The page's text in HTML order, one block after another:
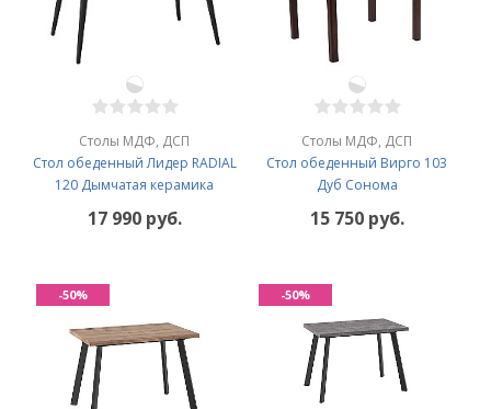
Столы МДФ, ДСП
Стол обеденный Лидер RADIAL
120 Дымчатая керамика
17 990 руб.
Столы МДФ, ДСП
Стол обеденный Вирго 103
Дуб Сонома
15 750 руб.
-50% -50%